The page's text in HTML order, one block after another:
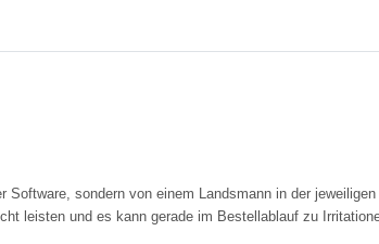
sondern von einem Landsmann in der
leisten und es kann gerade im Bestellablauf zu